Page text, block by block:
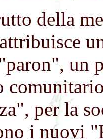
della
un
per la
i nuovi